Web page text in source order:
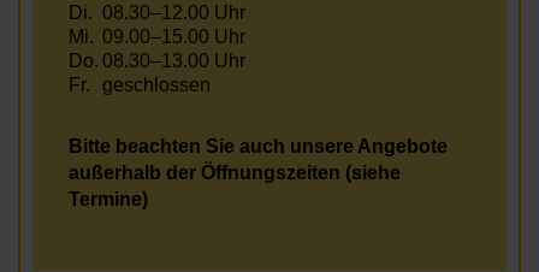
Di. 08.30–12.00 Uhr
Mi. 09.00–15.00 Uhr
Do. 08.30–13.00 Uhr
Fr.
geschlossen
Bitte beachten Sie auch unsere Angebote
außerhalb der Öffnungszeiten (siehe
Termine)